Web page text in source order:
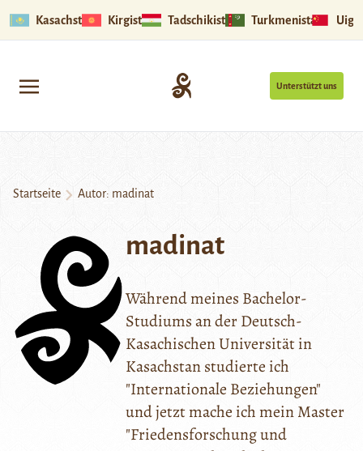
Kasachstan Kirgistan Tadschikistan Turkmenistan
Unterstützt uns
Startseite Autor: madinat
madinat
Während meines Bachelor-
Studiums an der Deutsch-
Kasachischen Universität in
Kasachstan studierte ich
"Internationale Beziehungen"
und jetzt mache ich mein Master
"Friedensforschung und